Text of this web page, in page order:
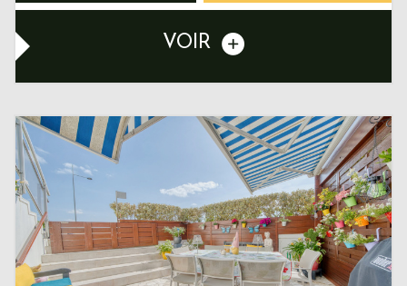
VOIR